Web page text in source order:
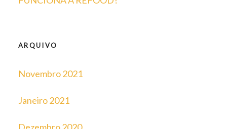
ARQUIVO
Novembro 2021
Janeiro 2021